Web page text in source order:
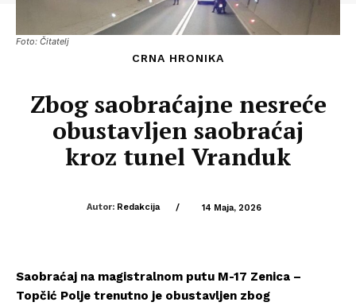
Foto: Čitatelj
CRNA HRONIKA
Zbog saobraćajne nesreće
obustavljen saobraćaj
kroz tunel Vranduk
Autor: Redakcija / 14 Maja, 2026
Saobraćaj na magistralnom putu M-17 Zenica –
Topčić Polje trenutno je obustavljen zbog